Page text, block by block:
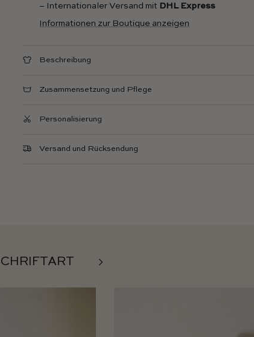
– Internationaler Versand mit DHL Express
Informationen zur Boutique anzeigen
Beschreibung
Zusammensetzung und Pflege
Personalisierung
Versand und Rücksendung
Weiter